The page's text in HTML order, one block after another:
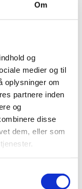
Om
og
medier og til
oplysninger om
partnere inden
og
disse
dem, eller som